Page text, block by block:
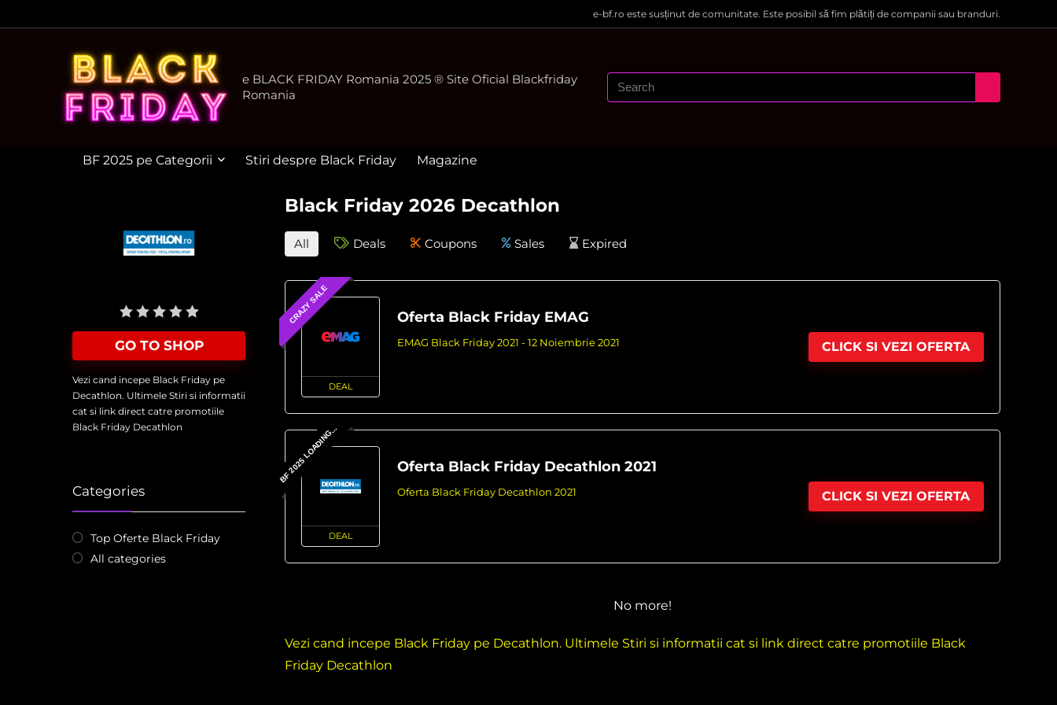
e-bf.ro este susținut de comunitate. Este posibil să fim plătiți de companii sau branduri.
e BLACK FRIDAY Romania 2025 ® Site Oficial Blackfriday
Romania
BF 2025 pe Categorii Stiri despre Black Friday Magazine
Black Friday 2026 Decathlon
GO TO SHOP
Vezi cand incepe Black Friday pe
Decathlon. Ultimele Stiri si informatii
cat si link direct catre promotiile
Black Friday Decathlon
Categories
Top Oferte Black Friday
All categories
All Deals Coupons Sales Expired
CRAZY SALE
DEAL
Oferta Black Friday EMAG
EMAG Black Friday 2021 - 12 Noiembrie 2021 CLICK SI VEZI OFERTA
BF 2025 LOADING...
DEAL
Oferta Black Friday Decathlon 2021
Oferta Black Friday Decathlon 2021 CLICK SI VEZI OFERTA
No more!
Vezi cand incepe Black Friday pe Decathlon. Ultimele Stiri si informatii cat si link direct catre promotiile Black
Friday Decathlon